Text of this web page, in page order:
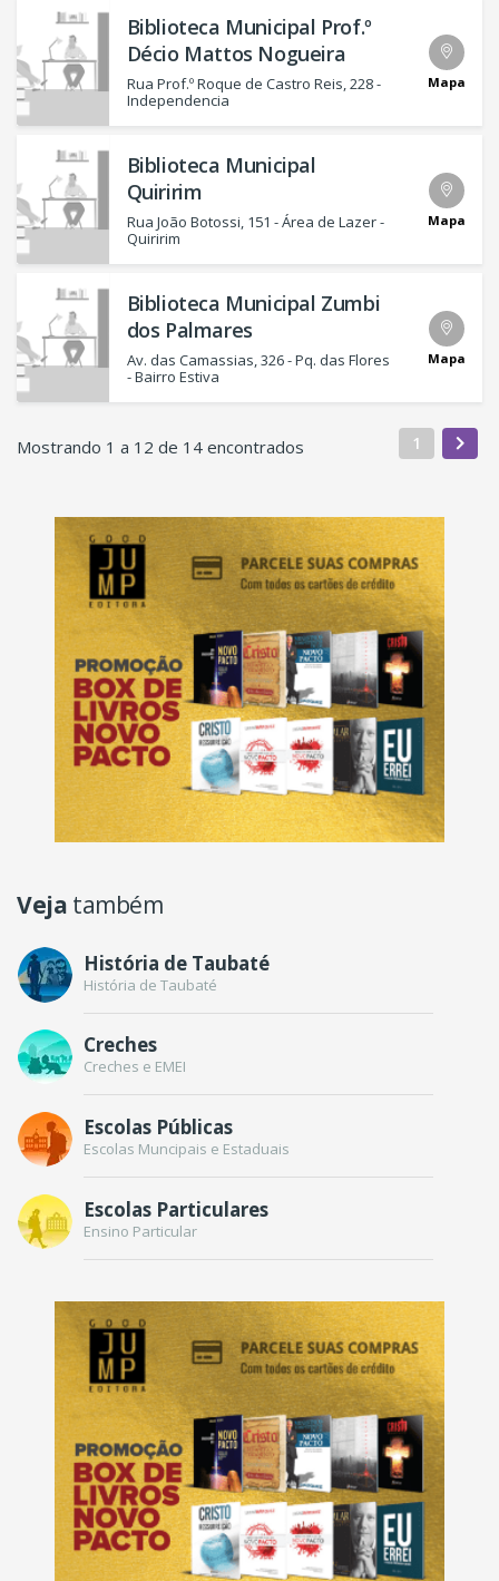
Biblioteca Municipal Prof.º
Décio Mattos Nogueira
Rua Prof.º Roque de Castro Reis, 228 -
Independencia
Mapa
Biblioteca Municipal
Quiririm
Rua João Botossi, 151 - Área de Lazer -
Quiririm
Mapa
Biblioteca Municipal Zumbi
dos Palmares
Av. das Camassias, 326 - Pq. das Flores
- Bairro Estiva
Mapa
Mostrando 1 a 12 de 14 encontrados 1
Veja também
História de Taubaté
História de Taubaté
Creches
Creches e EMEI
Escolas Públicas
Escolas Muncipais e Estaduais
Escolas Particulares
Ensino Particular